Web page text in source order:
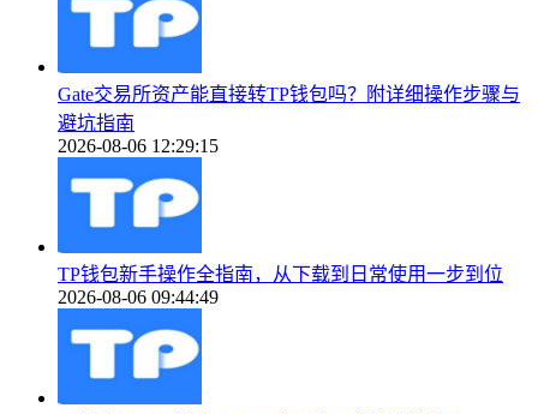
Gate交易所资产能直接转TP钱包吗？附详细操作步骤与
避坑指南
2026-08-06 12:29:15
TP钱包新手操作全指南，从下载到日常使用一步到位
2026-08-06 09:44:49